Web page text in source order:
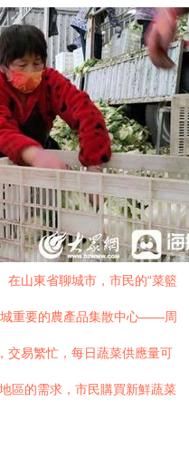
在山東省聊城市，市民的“菜籃
城重要的農產品集散中心——周
交易繁忙，每日蔬菜供應量可
區的需求，市民購買新鮮蔬菜